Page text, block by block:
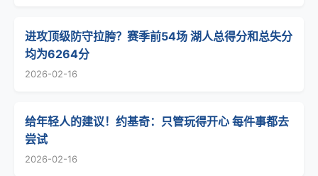
进攻顶级防守拉胯？赛季前54场 湖人总得分和总失分
均为6264分
2026-02-16
给年轻人的建议！约基奇：只管玩得开心 每件事都去
尝试
2026-02-16